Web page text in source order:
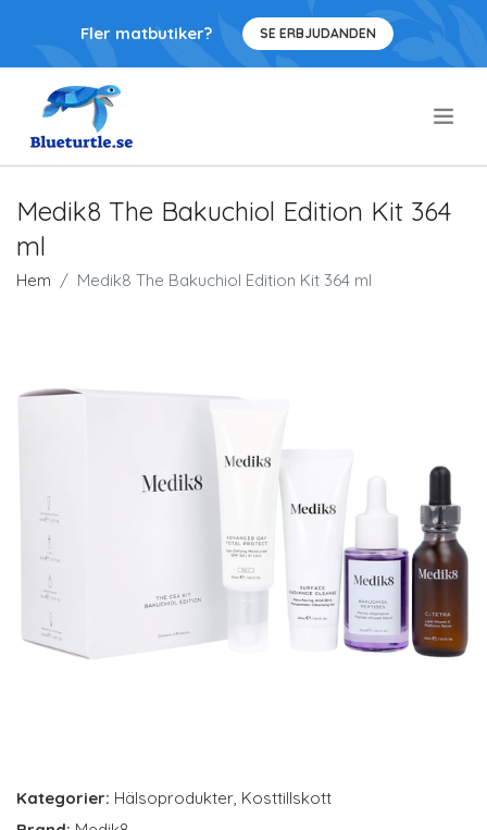
Fler matbutiker? SE ERBJUDANDEN
Medik8 The Bakuchiol Edition Kit 364
ml
Hem Medik8 The Bakuchiol Edition Kit 364 ml
Kategorier: Hälsoprodukter, Kosttillskott